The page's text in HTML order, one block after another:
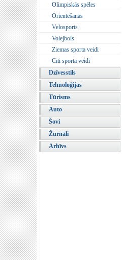
Olimpiskās spēles
Orientēšanās
Velosports
Volejbols
Ziemas sporta veidi
Citi sporta veidi
Dzīvesstils
Tehnoloģijas
Tūrisms
Auto
Šovi
Žurnāli
Arhīvs